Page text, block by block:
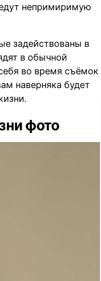
непримиримую
задействованы в
в обычной
во время съёмок
наверняка будет
фото